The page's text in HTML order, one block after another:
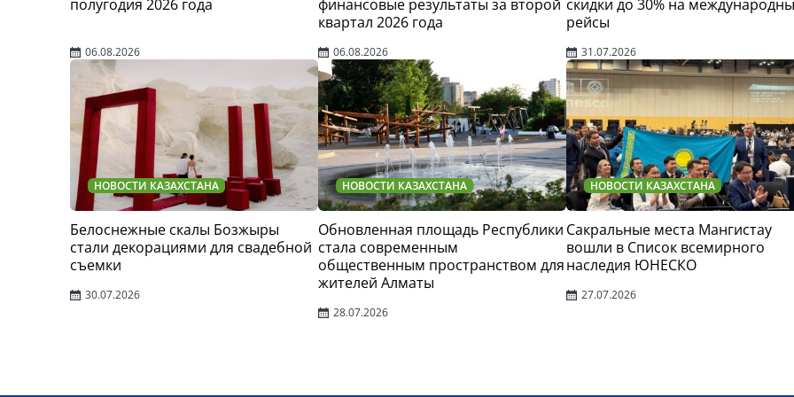
полугодия 2026 года
06.08.2026
финансовые результаты за второй
квартал 2026 года
06.08.2026
скидки до 30% на
рейсы
31.07.2026
НОВОСТИ КАЗАХСТАНА
Белоснежные скалы Бозжыры
стали декорациями для свадебной
съемки
30.07.2026
НОВОСТИ КАЗАХСТАНА
Обновленная площадь Республики
стала современным
общественным пространством для
жителей Алматы
28.07.2026
НОВОСТИ КАЗАХСТАНА
Сакральные места Мангистау
вошли в Список всемирного
наследия ЮНЕСКО
27.07.2026